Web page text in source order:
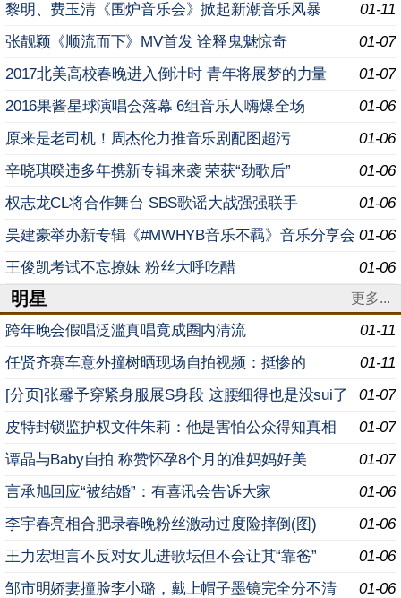
01-11
黎明、费玉清《围炉音乐会》掀起新潮音乐风暴
01-07
张靓颖《顺流而下》MV首发 诠释鬼魅惊奇
01-07
2017北美高校春晚进入倒计时 青年将展梦的力量
01-06
2016果酱星球演唱会落幕 6组音乐人嗨爆全场
01-06
原来是老司机！周杰伦力推音乐剧配图超污
01-06
辛晓琪暌违多年携新专辑来袭 荣获“劲歌后”
01-06
权志龙CL将合作舞台 SBS歌谣大战强强联手
01-06
吴建豪举办新专辑《#MWHYB音乐不羁》音乐分享会
01-06
王俊凯考试不忘撩妹 粉丝大呼吃醋
明星 更多...
01-11
跨年晚会假唱泛滥真唱竟成圈内清流
01-11
任贤齐赛车意外撞树晒现场自拍视频：挺惨的
01-07
[分页]张馨予穿紧身服展S身段 这腰细得也是没sui了
01-07
皮特封锁监护权文件朱莉：他是害怕公众得知真相
01-07
谭晶与Baby自拍 称赞怀孕8个月的准妈妈好美
01-06
言承旭回应“被结婚”：有喜讯会告诉大家
01-06
李宇春亮相合肥录春晚粉丝激动过度险摔倒(图)
01-06
王力宏坦言不反对女儿进歌坛但不会让其“靠爸”
01-06
邹市明娇妻撞脸李小璐，戴上帽子墨镜完全分不清